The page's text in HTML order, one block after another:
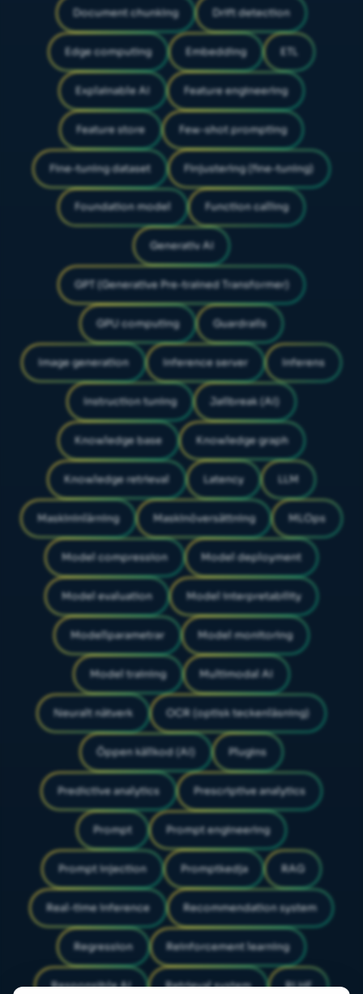
Document chunking Drift detection
Edge computing Embedding ETL
Explainable AI Feature engineering
Feature store Few-shot prompting
Fine-tuning dataset Finjustering (fine-tuning)
Foundation model Function calling
Generativ AI
GPT (Generative Pre-trained Transformer)
GPU computing Guardrails
Image generation Inference server Inferens
Instruction tuning Jailbreak (AI)
Knowledge base Knowledge graph
Knowledge retrieval Latency LLM
Maskininlärning Maskinöversättning MLOps
Model compression Model deployment
Model evaluation Model interpretability
Modellparametrar Model monitoring
Model training Multimodal AI
Neuralt nätverk OCR (optisk teckenläsning)
Öppen källkod (AI) Plugins
Predictive analytics Prescriptive analytics
Prompt Prompt engineering
Prompt injection Promptkedja RAG
Real-time inference Recommendation system
Regression Reinforcement learning
Responsible AI Retrieval system RLHF